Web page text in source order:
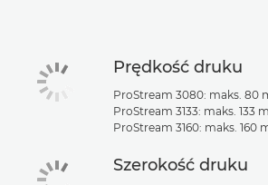
Prędkość druku
ProStream 3080: maks. 80
ProStream 3133: maks. 133
ProStream 3160: maks. 160
Szerokość druku